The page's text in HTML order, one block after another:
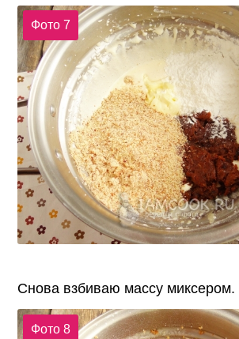
Фото 7
Снова взбиваю массу миксером.
Фото 8